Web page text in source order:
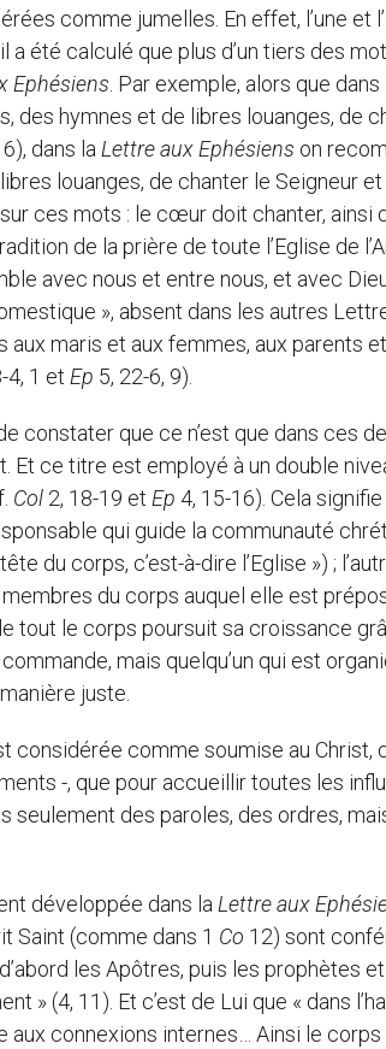
comme jumelles. En effet, l’une et
a été calculé que plus d’un tiers des
Ephésiens . Par exemple, alors que dans
des hymnes et de libres louanges, de
dans la Lettreaux Ephésiens on
louanges, de chanter le Seigneur
ces mots : le cœur doit chanter, ainsi
de la prière de toute l’Eglise de
avec nous et entre nous, et avec
», absent dans les autres
maris et aux femmes, aux parents
4, 1 et Ep 5, 22-6, 9).
constater que ce n’est que dans ces
Et ce titre est employé à un double
Col 2, 18-19 et Ep 4, 15-16). Cela
qui guide la communauté
du corps, c’est-à-dire l’Eglise ») ;
du corps auquel elle est
tout le corps poursuit sa croissance
mais quelqu’un qui est
juste.
considérée comme soumise au
-, que pour accueillir toutes les
seulement des paroles, des ordres,
développée dans la Lettreaux
Saint (comme dans 1 Co 12) sont
les Apôtres, puis les prophètes
» (4, 11). Et c’est de Lui que « dans
connexions internes… Ainsi le corps